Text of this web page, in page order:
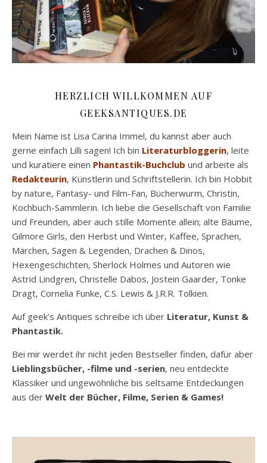
HERZLICH WILLKOMMEN AUF
GEEKSANTIQUES.DE
Mein Name ist Lisa Carina Immel, du kannst aber auch
gerne einfach Lilli sagen! Ich bin Literaturbloggerin, leite
und kuratiere einen Phantastik-Buchclub und arbeite als
Redakteurin, Künstlerin und Schriftstellerin. Ich bin Hobbit
by nature, Fantasy- und Film-Fan, Bücherwurm, Christin,
Kochbuch-Sammlerin. Ich liebe die Gesellschaft von Familie
und Freunden, aber auch stille Momente allein; alte Bäume,
Gilmore Girls, den Herbst und Winter, Kaffee, Sprachen,
Märchen, Sagen & Legenden, Drachen & Dinos,
Hexengeschichten, Sherlock Holmes und Autoren wie
Astrid Lindgren, Christelle Dabos, Jostein Gaarder, Tonke
Dragt, Cornelia Funke, C.S. Lewis & J.R.R. Tolkien.
Auf geek’s Antiques schreibe ich über Literatur, Kunst &
Phantastik.
Bei mir werdet ihr nicht jeden Bestseller finden, dafür aber
Lieblingsbücher, -filme und -serien, neu entdeckte
Klassiker und ungewöhnliche bis seltsame Entdeckungen
aus der Welt der Bücher, Filme, Serien & Games!